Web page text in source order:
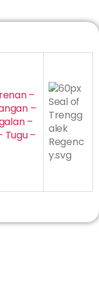
–
–
–
Tugu –